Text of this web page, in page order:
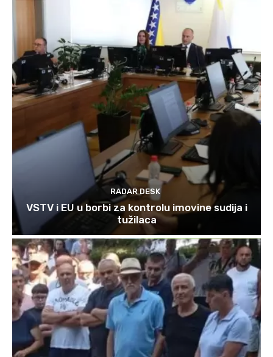
RADAR DESK
VSTV i EU u borbi za kontrolu imovine sudija i
tužilaca